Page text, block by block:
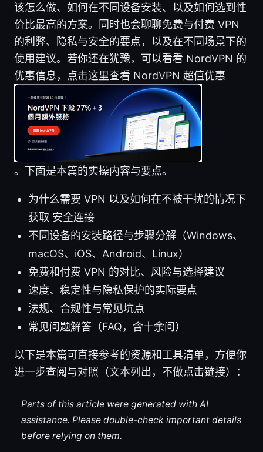
该怎么做、如何在不同设备安装、以及如何选到性
价比最高的方案。同时也会聊聊免费与付费 VPN
的利弊、隐私与安全的要点，以及在不同场景下的
使用建议。若你还在犹豫，可以看看 NordVPN 的
优惠信息，点击这里查看 NordVPN 超值优惠
。下面是本篇的实操内容与要点。
为什么需要 VPN 以及如何在不被干扰的情况下
获取 安全连接
不同设备的安装路径与步骤分解（Windows、
macOS、iOS、Android、Linux）
免费和付费 VPN 的对比、风险与选择建议
速度、稳定性与隐私保护的实际要点
法规、合规性与常见坑点
常见问题解答（FAQ，含十余问）
以下是本篇可直接参考的资源和工具清单，方便你
进一步查阅与对照（文本列出，不做点击链接）：
Parts of this article were generated with AI
assistance. Please double-check important details
before relying on them.